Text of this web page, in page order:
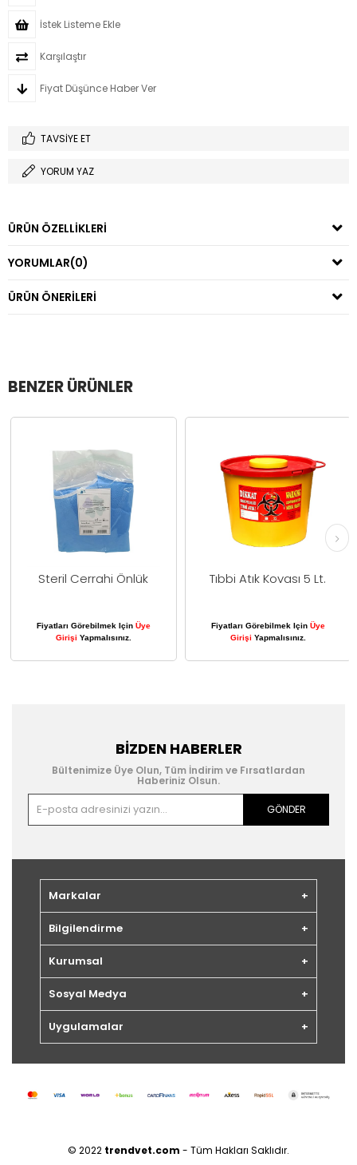
İstek Listeme Ekle
Karşılaştır
Fiyat Düşünce Haber Ver
TAVSIYE ET
YORUM YAZ
ÜRÜN ÖZELLIKLERI
YORUMLAR(0)
ÜRÜN ÖNERILERI
BENZER ÜRÜNLER
Steril Cerrahi Önlük
Fiyatları Görebilmek Için Üye
GirişiYapmalısınız.
Tıbbi Atık Kovası 5 Lt.
Fiyatları Görebilmek Için Üye
GirişiYapmalısınız.
BIZDEN HABERLER
Bültenimize Üye Olun, Tüm İndirim ve Fırsatlardan
Haberiniz Olsun.
GÖNDER
Markalar
Bilgilendirme
Kurumsal
Sosyal Medya
Uygulamalar
© 2022 trendvet.com - Tüm Hakları Saklıdır.